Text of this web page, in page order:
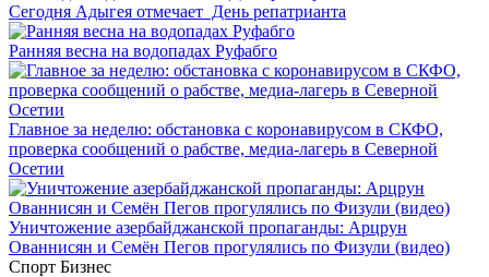
Сегодня Адыгея отмечает День репатрианта
Ранняя весна на водопадах Руфабго
Главное за неделю: обстановка с коронавирусом в СКФО,
проверка сообщений о рабстве, медиа-лагерь в Северной
Осетии
Уничтожение азербайджанской пропаганды: Арцрун
Ованнисян и Семён Пегов прогулялись по Физули (видео)
Спорт Бизнес